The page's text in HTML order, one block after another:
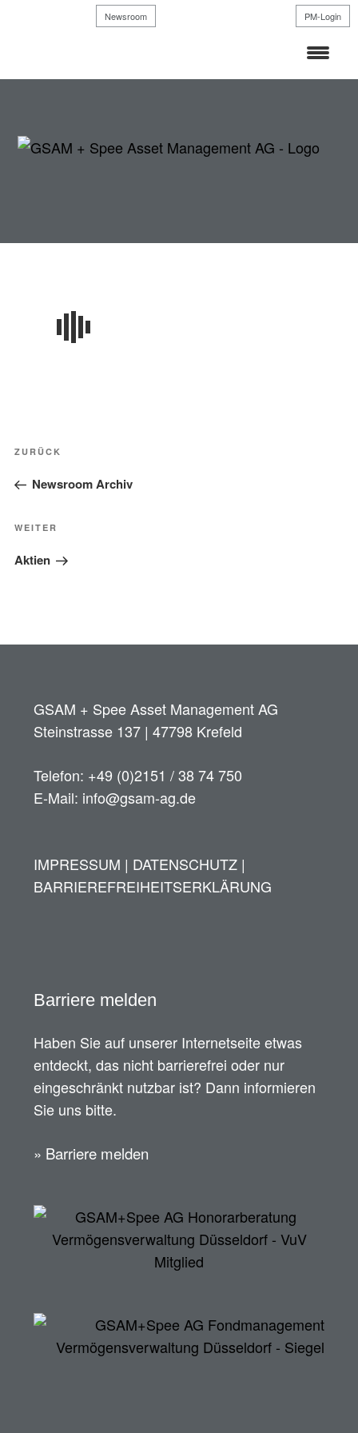
Newsroom PM-Login
Vorheriger
ZURÜCK
Newsroom Archiv
Nächster
WEITER
Aktien
GSAM + Spee Asset Management AG
Steinstrasse 137 | 47798 Krefeld
Telefon: +49 (0)2151 / 38 74 750
E-Mail: info@gsam-ag.de
IMPRESSUM | DATENSCHUTZ |
BARRIEREFREIHEITSERKLÄRUNG
Barriere melden
Haben Sie auf unserer Internetseite etwas
entdeckt, das nicht barrierefrei oder nur
eingeschränkt nutzbar ist? Dann informieren
Sie uns bitte.
» Barriere melden